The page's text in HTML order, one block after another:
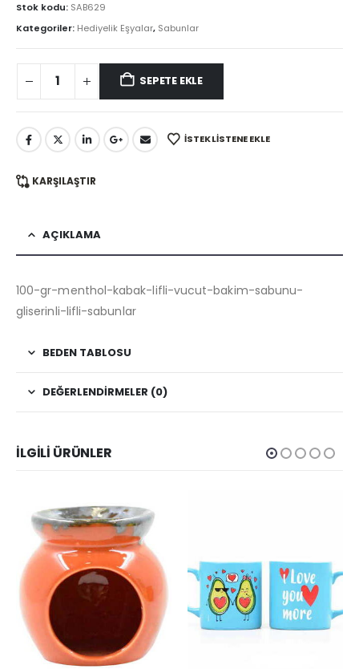
Stok kodu: SAB629
Kategoriler: Hediyelik Eşyalar, Sabunlar
SEPETE EKLE
İSTEK LISTENE EKLE
KARŞILAŞTIR
AÇIKLAMA
100-gr-menthol-kabak-lifli-vucut-bakim-sabunu-
gliserinli-lifli-sabunlar
BEDEN TABLOSU
DEĞERLENDIRMELER (0)
İLGILI ÜRÜNLER